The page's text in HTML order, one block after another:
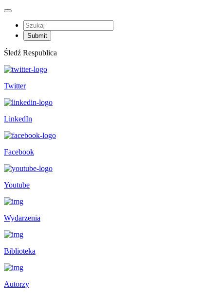
Śledź Respublica
Twitter
LinkedIn
Facebook
Youtube
Wydarzenia
Biblioteka
Autorzy